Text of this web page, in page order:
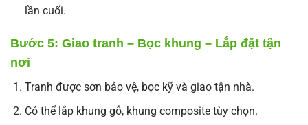
lần cuối.
Bước 5: Giao tranh – Bọc khung – Lắp đặt tận
nơi
Tranh được sơn bảo vệ, bọc kỹ và giao tận nhà.
Có thể lắp khung gỗ, khung composite tùy chọn.